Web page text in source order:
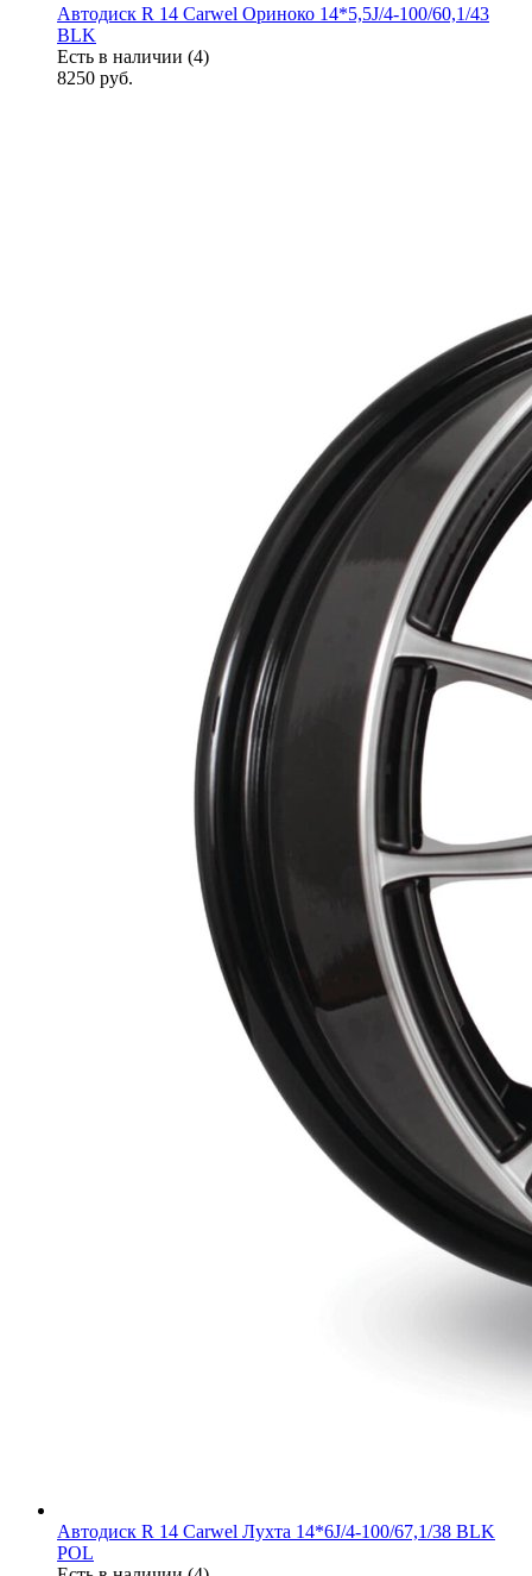
Автодиск R 14 Carwel Ориноко 14*5,5J/4-100/60,1/43
BLK
Есть в наличии (4)
8250 руб.
Автодиск R 14 Carwel Лухта 14*6J/4-100/67,1/38 BLK
POL